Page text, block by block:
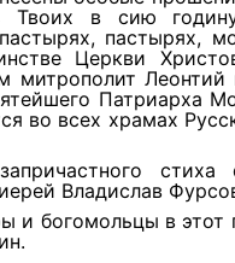
Твоих в сию
пастырях,
Церкви
митрополит Леонтий
Патриарха
во всех храмах
Владислав
и богомольцы в этот